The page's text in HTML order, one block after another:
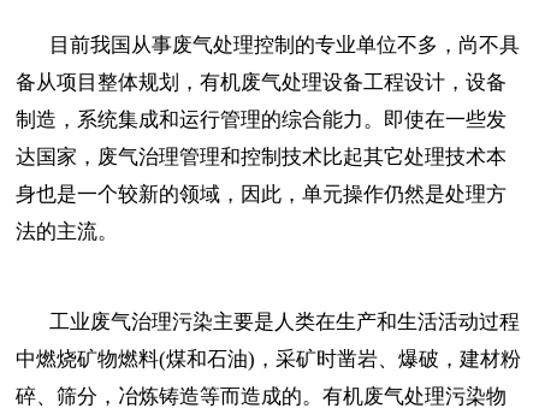
目前我国从事废气处理控制的专业单位不多，尚不具
备从项目整体规划，有机废气处理设备工程设计，设备
制造，系统集成和运行管理的综合能力。即使在一些发
达国家，废气治理管理和控制技术比起其它处理技术本
身也是一个较新的领域，因此，单元操作仍然是处理方
法的主流。
工业废气治理污染主要是人类在生产和生活活动过程
中燃烧矿物燃料(煤和石油)，采矿时凿岩、爆破，建材粉
碎、筛分，冶炼铸造等而造成的。有机废气处理污染物